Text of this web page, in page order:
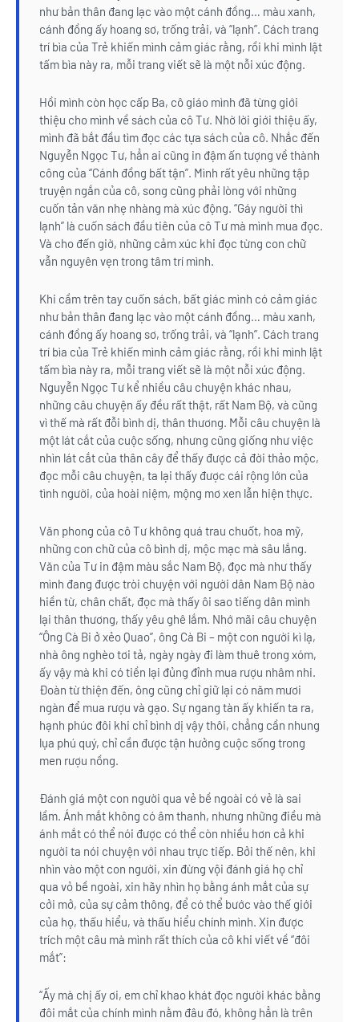
như bản thân đang lạc vào một cánh đồng… màu xanh,
cánh đồng ấy hoang sơ, trống trải, và “lạnh”. Cách trang
trí bìa của Trẻ khiến mình cảm giác rằng, rồi khi mình lật
tấm bìa này ra, mỗi trang viết sẽ là một nỗi xúc động.
Hồi mình còn học cấp Ba, cô giáo mình đã từng giới
thiệu cho mình về sách của cô Tư. Nhờ lời giới thiệu ấy,
mình đã bắt đầu tìm đọc các tựa sách của cô. Nhắc đến
Nguyễn Ngọc Tư, hẳn ai cũng in đậm ấn tượng về thành
công của “Cánh đồng bất tận”. Mình rất yêu những tập
truyện ngắn của cô, song cũng phải lòng với những
cuốn tản văn nhẹ nhàng mà xúc động. “Gáy người thì
lạnh” là cuốn sách đầu tiên của cô Tư mà mình mua đọc.
Và cho đến giờ, những cảm xúc khi đọc từng con chữ
vẫn nguyên vẹn trong tâm trí mình.
Khi cầm trên tay cuốn sách, bất giác mình có cảm giác
như bản thân đang lạc vào một cánh đồng… màu xanh,
cánh đồng ấy hoang sơ, trống trải, và “lạnh”. Cách trang
trí bìa của Trẻ khiến mình cảm giác rằng, rồi khi mình lật
tấm bìa này ra, mỗi trang viết sẽ là một nỗi xúc động.
Nguyễn Ngọc Tư kể nhiều câu chuyện khác nhau,
những câu chuyện ấy đều rất thật, rất Nam Bộ, và cũng
vì thế mà rất đỗi bình dị, thân thương. Mỗi câu chuyện là
một lát cắt của cuộc sống, nhưng cũng giống như việc
nhìn lát cắt của thân cây để thấy được cả đời thảo mộc,
đọc mỗi câu chuyện, ta lại thấy được cái rộng lớn của
tình người, của hoài niệm, mộng mơ xen lẫn hiện thực.
Văn phong của cô Tư không quá trau chuốt, hoa mỹ,
những con chữ của cô bình dị, mộc mạc mà sâu lắng.
Văn của Tư in đậm màu sắc Nam Bộ, đọc mà như thấy
mình đang được tròi chuyện với người dân Nam Bộ nào
hiền từ, chân chất, đọc mà thấy ôi sao tiếng dân mình
lại thân thương, thấy yêu ghê lắm. Nhớ mãi câu chuyện
“Ông Cà Bi ở xẻo Quao”, ông Cà Bi – một con người kì lạ,
nhà ông nghèo tơi tả, ngày ngày đi làm thuê trong xóm,
ấy vậy mà khi có tiền lại đủng đỉnh mua rượu nhâm nhi.
Đoàn từ thiện đến, ông cũng chỉ giữ lại có năm mươi
ngàn để mua rượu và gạo. Sự ngang tàn ấy khiến ta ra,
hạnh phúc đôi khi chỉ bình dị vậy thôi, chẳng cần nhung
lụa phú quý, chỉ cần được tận hưởng cuộc sống trong
men rượu nồng.
Đánh giá một con người qua vẻ bề ngoài có vẻ là sai
lầm. Ánh mắt không có âm thanh, nhưng những điều mà
ánh mắt có thể nói được có thể còn nhiều hơn cả khi
người ta nói chuyện với nhau trực tiếp. Bởi thế nên, khi
nhìn vào một con người, xin đừng vội đánh giá họ chỉ
qua vỏ bề ngoài, xin hãy nhìn họ bằng ánh mắt của sự
cởi mở, của sự cảm thông, để có thể bước vào thế giới
của họ, thấu hiểu, và thấu hiểu chính mình. Xin được
trích một câu mà mình rất thích của cô khi viết về “đôi
mắt”:
“Ấy mà chị ấy ơi, em chỉ khao khát đọc người khác bằng
đôi mắt của chính mình nằm đâu đó, không hẳn là trên